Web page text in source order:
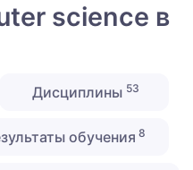
science в
Дисциплины 53
обучения 8